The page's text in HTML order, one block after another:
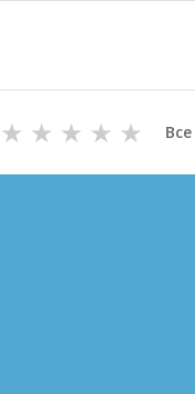
★
★
★
★
★